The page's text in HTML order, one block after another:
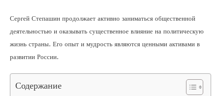
Сергей Степашин продолжает активно заниматься общественной
деятельностью и оказывать существенное влияние на политическую
жизнь страны. Его опыт и мудрость являются ценными активами в
развитии России.
Содержание